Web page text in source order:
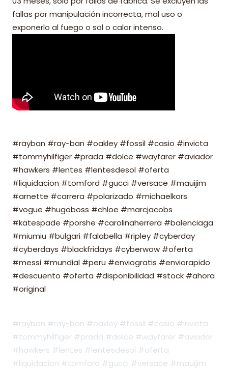
fallas por manipulación incorrecta, mal uso o
exponerlo al fuego o sol o calor intenso.
#rayban #ray-ban #oakley #fossil #casio #invicta
#tommyhilfiger #prada #dolce #wayfarer #aviador
#hawkers #lentes #lentesdesol #oferta
#liquidacion #tomford #gucci #versace #mauijim
#arnette #carrera #polarizado #michaelkors
#vogue #hugoboss #chloe #marcjacobs
#katespade #porshe #carolinaherrera #balenciaga
#miumiu #bulgari #falabella #ripley #cyberday
#cyberdays #blackfridays #cyberwow #oferta
#messi #mundial #peru #enviogratis #enviorapido
#descuento #oferta #disponibilidad #stock #ahora
#original
#rayban #ray-ban #oakley #fossil #casio #invicta
#tommyhilfiger #prada #dolce #wayfarer #aviador
#hawkers #lentes #lentesdesol #oferta
#liquidacion #tomford #gucci #versace #mauijim